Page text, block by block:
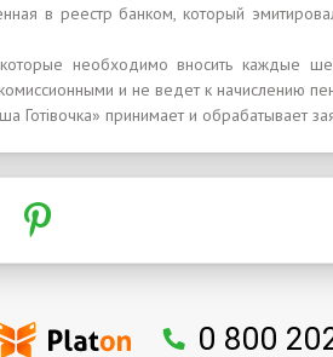
в реестр банком, который
необходимо вносить каждые
и не ведет к начислению
Готівочка» принимает и обрабатывает
0 800